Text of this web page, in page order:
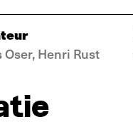
Oser, Henri Rust